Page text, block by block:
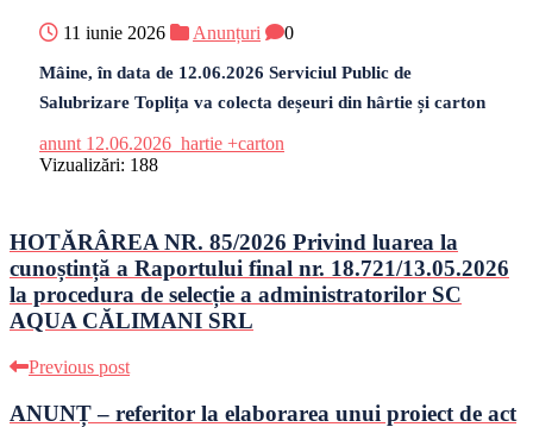
11 iunie 2026 Anunțuri 0
Mâine, în data de 12.06.2026 Serviciul Public de
Salubrizare Toplița va colecta deșeuri din hârtie și carton
anunt 12.06.2026_hartie +carton
Vizualizări: 188
HOTĂRÂREA NR. 85/2026 Privind luarea la
cunoștință a Raportului final nr. 18.721/13.05.2026
la procedura de selecție a administratorilor SC
AQUA CĂLIMANI SRL
Previous post
ANUNȚ – referitor la elaborarea unui proiect de act